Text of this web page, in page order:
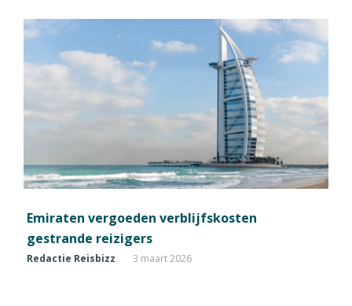
Emiraten vergoeden verblijfskosten
gestrande reizigers
Redactie Reisbizz 3 maart 2026